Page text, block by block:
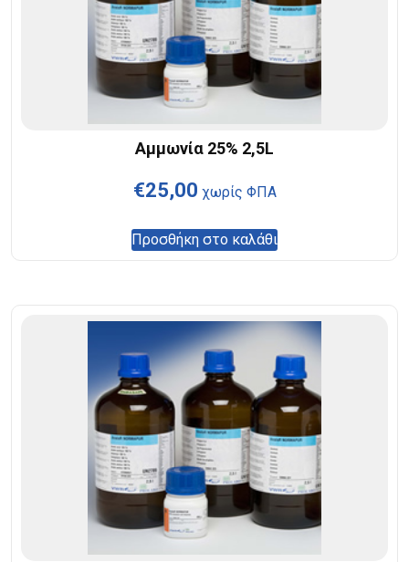
Αμμωνία 25% 2,5L
€25,00 χωρίς ΦΠΑ
Προσθήκη στο καλάθι